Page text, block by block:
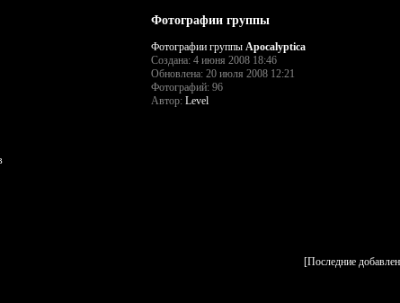
Фотографии группы
Фотографии группы Apocalyptica
Создана: 4 июня 2008 18:46
Обновлена: 20 июля 2008 12:21
Фотографий: 96
Автор: Level
[Последние